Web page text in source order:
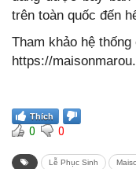
trên toàn quốc đến
Tham khảo hệ
https://
Thích
0 0
Lễ Phục Sinh